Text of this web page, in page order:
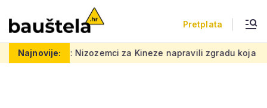
Pretplata
Najnovije:za Kineze napravili zgradu koja pomiče granice,